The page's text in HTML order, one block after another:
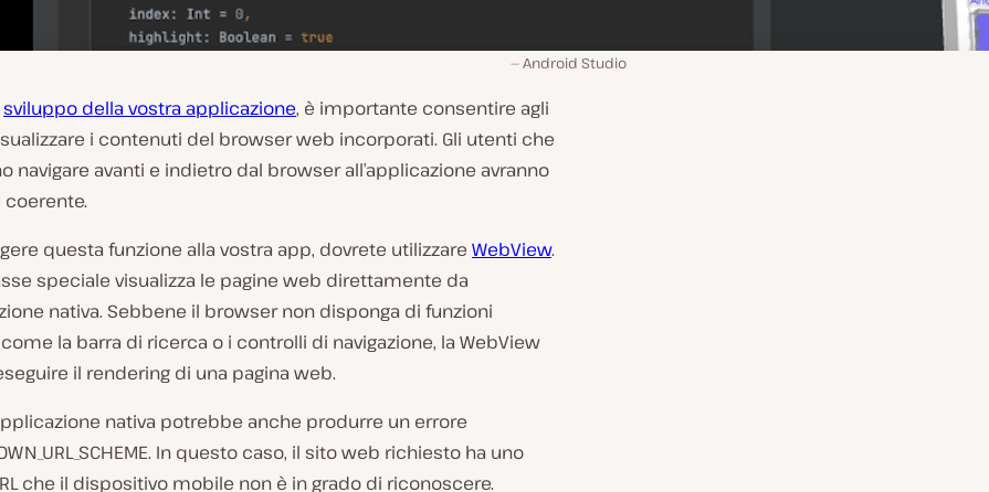
Android Studio
sviluppo della vostra applicazione, è importante consentire agli
i contenuti del browser web incorporati. Gli utenti che
navigare avanti e indietro dal browser all’applicazione avranno
coerente.
questa funzione alla vostra app, dovrete utilizzare WebView.
speciale visualizza le pagine web direttamente da
nativa. Sebbene il browser non disponga di funzioni
la barra di ricerca o i controlli di navigazione, la WebView
il rendering di una pagina web.
nativa potrebbe anche produrre un errore
In questo caso, il sito web richiesto ha uno
che il dispositivo mobile non è in grado di riconoscere.